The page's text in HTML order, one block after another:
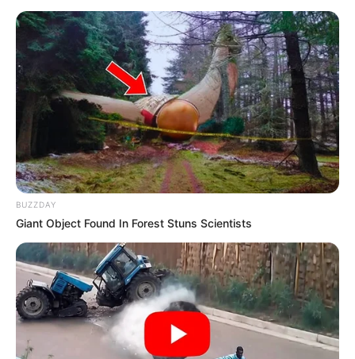
BUZZDAY
Giant Object Found In Forest Stuns Scientists